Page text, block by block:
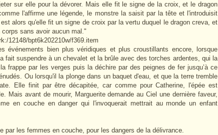
sur elle pour la dévorer. Mais elle fit le signe de la croix, et le dragon
l'affirme une légende, le monstre la saisit par la tête et l'introduisit
alors qu'elle fit un signe de croix par la vertu duquel le dragon creva, et
corps sans avoir aucun mal."
12148/bpt6k202210w/f369.item
événements bien plus véridiques et plus croustillants encore, lorsque
fait suspendre à un chevalet et la brûle avec des torches ardentes, qui la
frappe par les verges puis la déchire par des peignes de fer jusqu’à ce
Ou lorsqu'il la plonge dans un baquet d'eau, et que la terre tremble
Elle finit par être décapitée, car comme pour Catherine, l'épée est
Mais avant de mourir, Marguerite demande au Ciel une dernière faveur,
en couche en danger qui l'invoquerait mettrait au monde un enfant
par les femmes en couche, pour les dangers de la délivrance.